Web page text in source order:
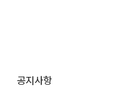
공지사항